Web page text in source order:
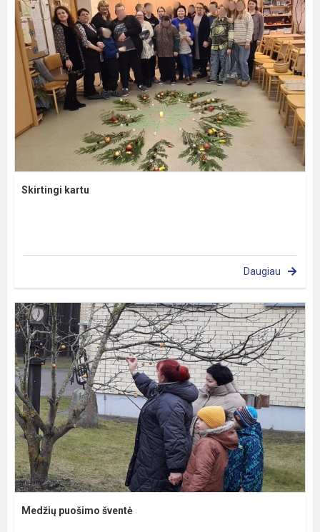
Skirtingi kartu
Daugiau
Medžių puošimo šventė